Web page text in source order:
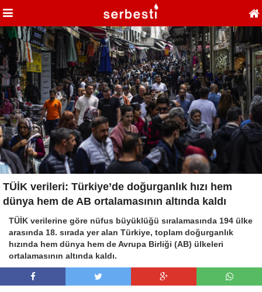
TÜİK verileri: Türkiye’de doğurganlık hızı hem
dünya hem de AB ortalamasının altında kaldı
TÜİK verilerine göre nüfus büyüklüğü sıralamasında 194 ülke
arasında 18. sırada yer alan Türkiye, toplam doğurganlık
hızında hem dünya hem de Avrupa Birliği (AB) ülkeleri
ortalamasının altında kaldı.